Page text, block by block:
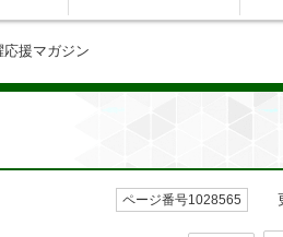
援マガジン
ページ番号1028565